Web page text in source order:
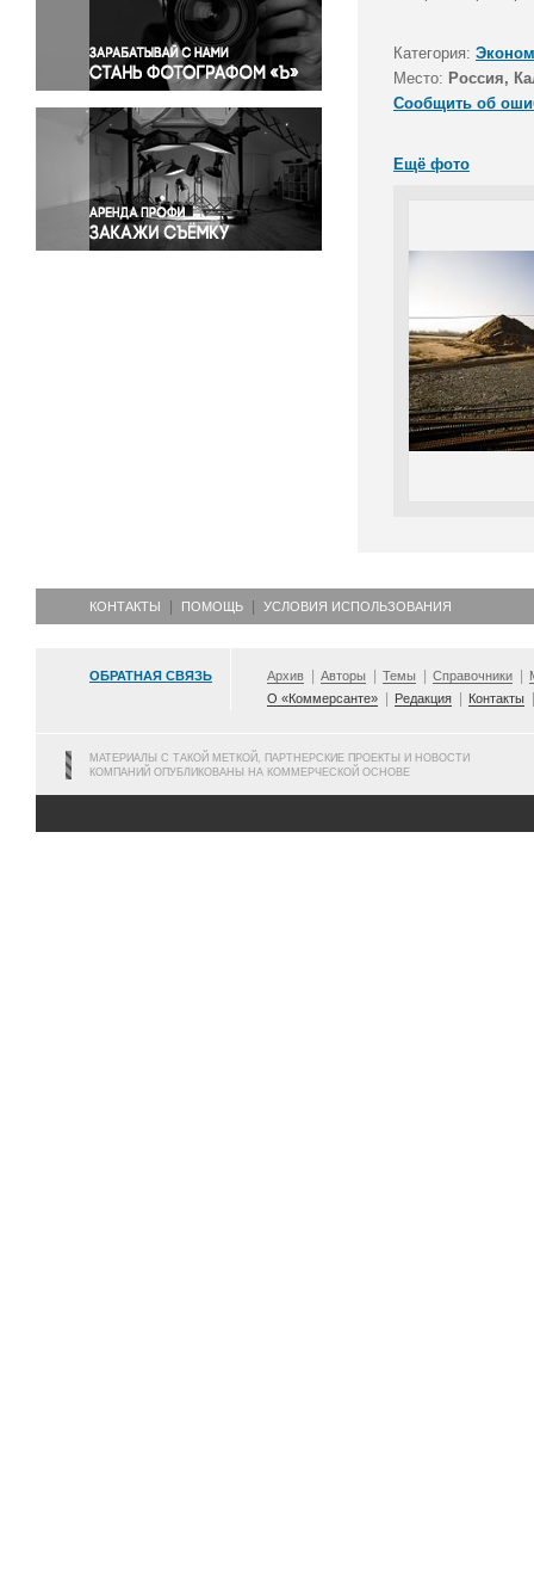
Правосудие
Происшествия и конфликты
Религия
Светская жизнь
Спорт
Экология
Экономика и бизнес
Категория:
Место: Россия,
Сообщить об
Ещё фото
КОНТАКТЫ ПОМОЩЬ УСЛОВИЯ ИСПОЛЬЗОВАНИЯ
ОБРАТНАЯ СВЯЗЬ Архив Авторы Темы Справочники
О «Коммерсанте»
Редакция Контакты
МАТЕРИАЛЫ С ТАКОЙ МЕТКОЙ, ПАРТНЕРСКИЕ ПРОЕКТЫ И НОВОСТИ
КОМПАНИЙ ОПУБЛИКОВАНЫ НА КОММЕРЧЕСКОЙ ОСНОВЕ